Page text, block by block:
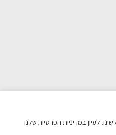
לעיון במדיניות הפרטיות שלנו